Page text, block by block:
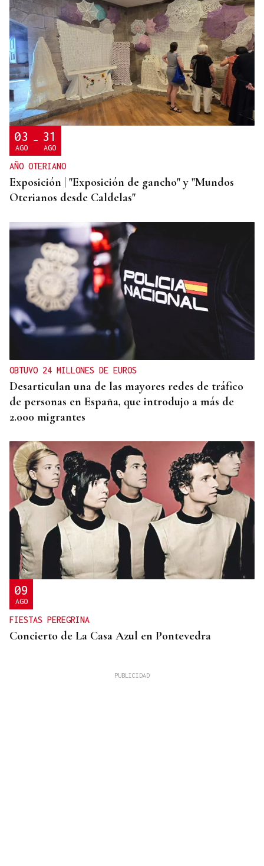
Lalo Pavón
O AFIADOR
Un día haberá autobuses
03
AGO - 31
AGO
AÑO OTERIANO
Exposición | "Exposición de gancho" y "Mundos
Oterianos desde Caldelas"
OBTUVO 24 MILLONES DE EUROS
Desarticulan una de las mayores redes de tráfico
de personas en España, que introdujo a más de
2.000 migrantes
09
AGO
FIESTAS PEREGRINA
Concierto de La Casa Azul en Pontevedra